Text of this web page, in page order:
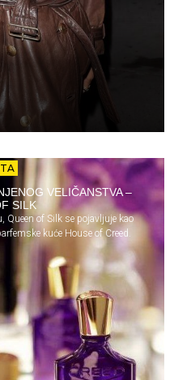
VELIČANSTVA –
SILK
Queen of Silk se pojavljuje kao
kuće House of Creed.